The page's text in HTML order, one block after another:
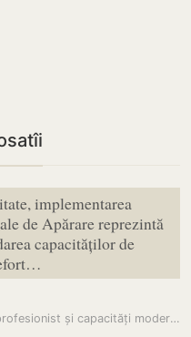
implementarea
de Apărare reprezintă
capacităților de
Armată bazată pe personal profesionist și capacități moderne: Planul…